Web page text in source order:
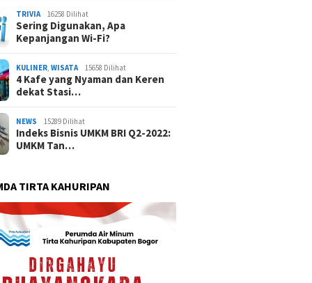
TRIVIA 16258 Dilihat
Sering Digunakan, Apa
Kepanjangan Wi-Fi?
KULINER ,WISATA 15658 Dilihat
4 Kafe yang Nyaman dan Keren
dekat Stasi…
NEWS 15289 Dilihat
Indeks Bisnis UMKM BRI Q2-2022:
UMKM Tan…
TIRTA KAHURIPAN